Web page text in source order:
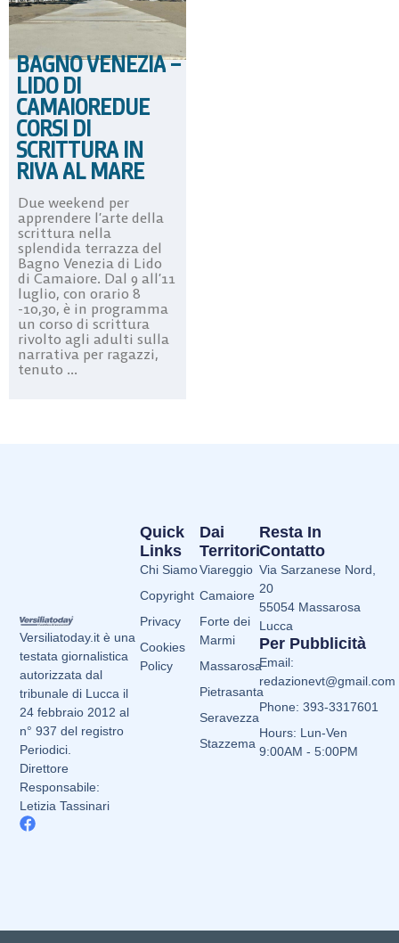
BAGNO VENEZIA –
LIDO DI
CAMAIOREDUE
CORSI DI
SCRITTURA IN
RIVA AL MARE
Due weekend per
apprendere l’arte della
scrittura nella
splendida terrazza del
Bagno Venezia di Lido
di Camaiore. Dal 9 all’11
luglio, con orario 8
-10,30, è in programma
un corso di scrittura
rivolto agli adulti sulla
narrativa per ragazzi,
tenuto ...
Versiliatoday.it è una
testata giornalistica
autorizzata dal
tribunale di Lucca il
24 febbraio 2012 al
n° 937 del registro
Periodici.
Direttore
Responsabile:
Letizia Tassinari
Dai
Territori
Viareggio
Camaiore
Forte dei
Marmi
Massarosa
Pietrasanta
Seravezza
Stazzema
Quick
Links
Chi Siamo
Copyright
Privacy
Cookies
Policy
Resta In
Contatto
Via Sarzanese Nord,
20
55054 Massarosa
Lucca
Per Pubblicità
Email:
redazionevt@gmail.com
Phone: 393-3317601
Hours: Lun-Ven
9:00AM - 5:00PM